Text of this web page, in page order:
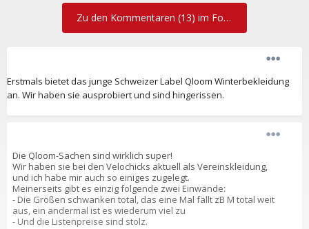
Zu den Kommentaren (13) im Forum
Erstmals bietet das junge Schweizer Label Qloom Winterbekleidung
an. Wir haben sie ausprobiert und sind hingerissen.
Die Qloom-Sachen sind wirklich super!
Wir haben sie bei den Velochicks aktuell als Vereinskleidung,
und ich habe mir auch so einiges zugelegt.
Meinerseits gibt es einzig folgende zwei Einwände:
- Die Größen schwanken total, das eine Mal fällt zB M total weit
aus, ein andermal ist es wiederum viel zu
- Und die Listenpreise sind stolz.